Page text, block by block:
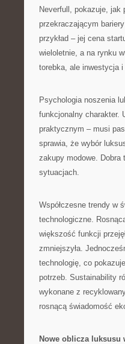
Neverfull, pokazuje,
przekraczającym
przykład – jej cena
wieloletnie, a na rynku
torebka, ale inwestycja
Psychologia noszenia
funkcjonalny charakter.
praktycznym – musi
sprawia, że wybór
zakupy modowe.
sytuacjach.
Współczesne trendy w
technologiczne.
większość funkcji
zmniejszyła.
technologię, co
potrzeb. Sustainability
wykonane z
rosnącą świadomość
Nowe oblicza luksusu